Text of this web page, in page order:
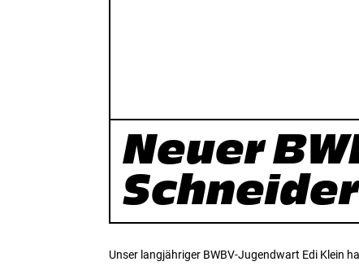
Neuer
Schneider
Unser langjähriger BWBV-Jugendwart Edi Klein